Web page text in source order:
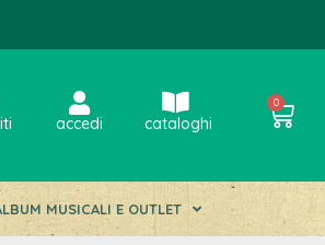
accedi cataloghi
0
MUSICALI E OUTLET